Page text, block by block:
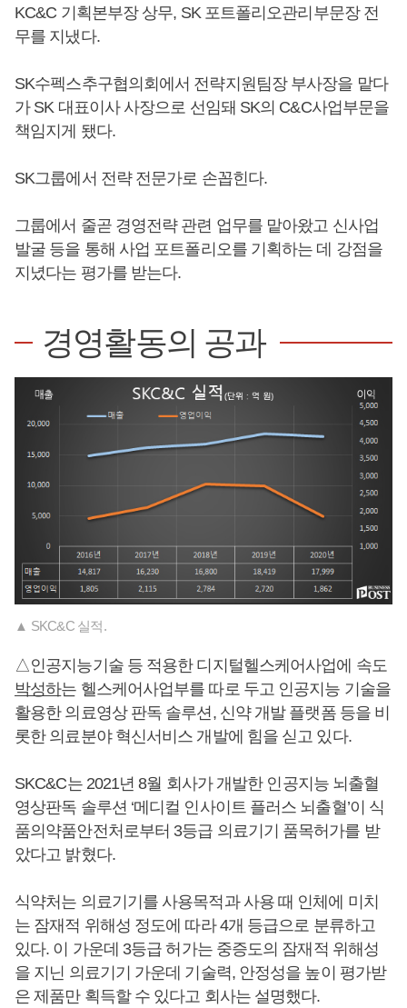
KC&C 기획본부장 상무, SK 포트폴리오관리부문장 전
무를 지냈다.
SK수펙스추구협의회에서 전략지원팀장 부사장을 맡다
가 SK 대표이사 사장으로 선임돼 SK의 C&C사업부문을
책임지게 됐다.
SK그룹에서 전략 전문가로 손꼽힌다.
그룹에서 줄곧 경영전략 관련 업무를 맡아왔고 신사업
발굴 등을 통해 사업 포트폴리오를 기획하는 데 강점을
지녔다는 평가를 받는다.
경영활동의 공과
▲ SKC&C 실적.
△인공지능기술 등 적용한 디지털헬스케어사업에 속도
박성하는 헬스케어사업부를 따로 두고 인공지능 기술을
활용한 의료영상 판독 솔루션, 신약 개발 플랫폼 등을 비
롯한 의료분야 혁신서비스 개발에 힘을 싣고 있다.
SKC&C는 2021년 8월 회사가 개발한 인공지능 뇌출혈
영상판독 솔루션 ‘메디컬 인사이트 플러스 뇌출혈’이 식
품의약품안전처로부터 3등급 의료기기 품목허가를 받
았다고 밝혔다.
식약처는 의료기기를 사용목적과 사용 때 인체에 미치
는 잠재적 위해성 정도에 따라 4개 등급으로 분류하고
있다. 이 가운데 3등급 허가는 중증도의 잠재적 위해성
을 지닌 의료기기 가운데 기술력, 안정성을 높이 평가받
은 제품만 획득할 수 있다고 회사는 설명했다.